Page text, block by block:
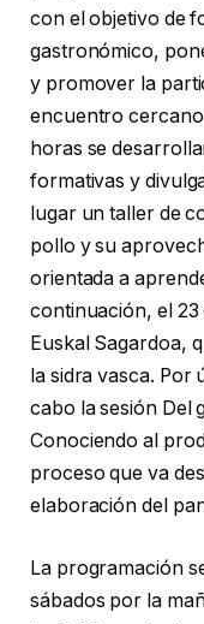
con el objetivo de
gastronómico,
y promover la
encuentro cercano
horas se
formativas y
lugar un taller de
pollo y su
orientada a
continuación, el
Euskal Sagardoa,
la sidra vasca. Por
cabo la sesión Del
Conociendo al
proceso que va
elaboración del
La programación
sábados por la